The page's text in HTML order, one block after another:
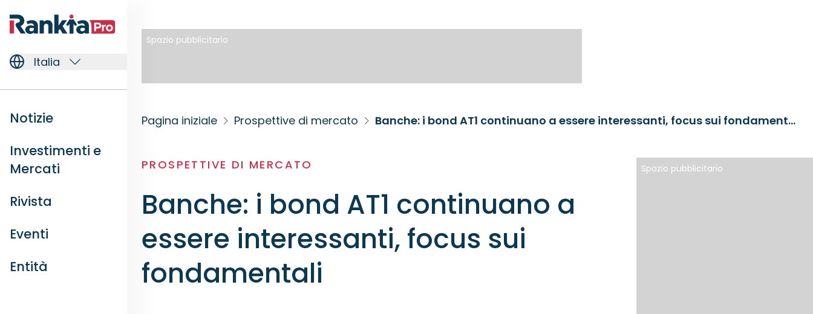
Italia
Notizie
Investimenti e
Mercati
Rivista
Eventi
Entità
Spazio pubblicitario
Pagina iniziale Prospettive di mercato Banche: i bond AT1 continuano a essere interessanti, focus sui fondamentali
PROSPETTIVE DI MERCATO
Banche: i bond AT1 continuano a
essere interessanti, focus sui
fondamentali
Spazio pubblicitario